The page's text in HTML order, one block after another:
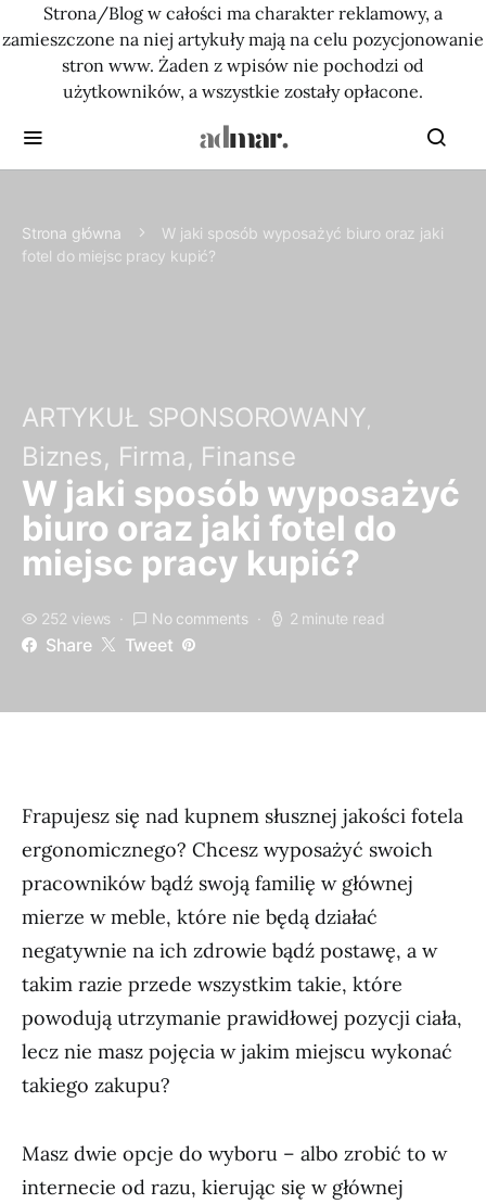
Strona/Blog w całości ma charakter reklamowy, a
zamieszczone na niej artykuły mają na celu pozycjonowanie
stron www. Żaden z wpisów nie pochodzi od
użytkowników, a wszystkie zostały opłacone.
Strona główna
W jaki sposób wyposażyć biuro oraz jaki
fotel do miejsc pracy kupić?
ARTYKUŁ SPONSOROWANY
Biznes, Firma, Finanse
W jaki sposób wyposażyć
biuro oraz jaki fotel do
miejsc pracy kupić?
252 views No comments 2 minute read
Share Tweet
Frapujesz się nad kupnem słusznej jakości fotela
ergonomicznego? Chcesz wyposażyć swoich
pracowników bądź swoją familię w głównej
mierze w meble, które nie będą działać
negatywnie na ich zdrowie bądź postawę, a w
takim razie przede wszystkim takie, które
powodują utrzymanie prawidłowej pozycji ciała,
lecz nie masz pojęcia w jakim miejscu wykonać
takiego zakupu?
Masz dwie opcje do wyboru – albo zrobić to w
internecie od razu, kierując się w głównej